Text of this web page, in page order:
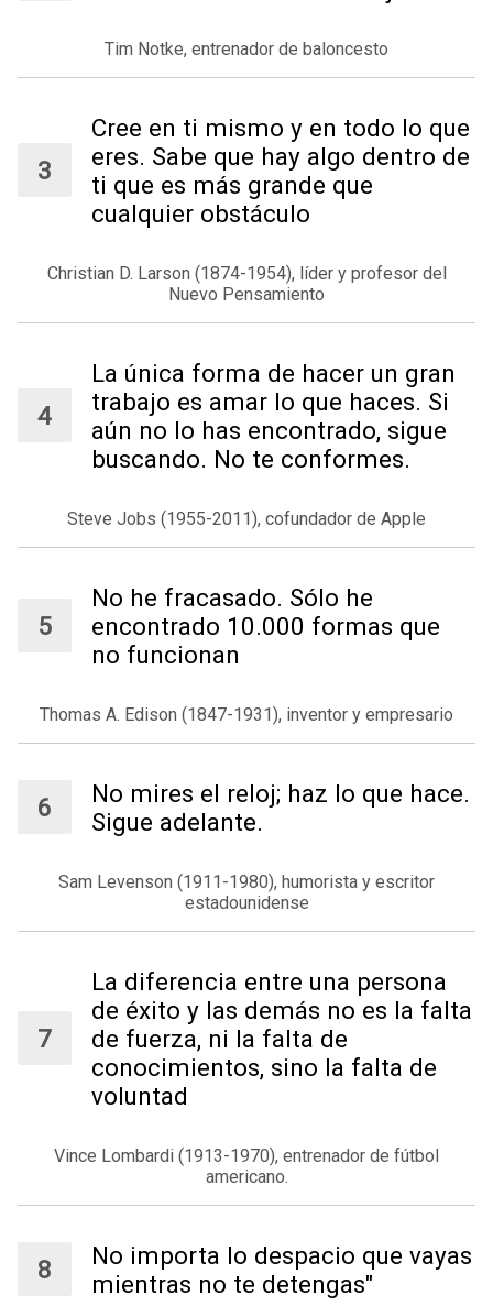
Tim Notke, entrenador de baloncesto
Cree en ti mismo y en todo lo que
eres. Sabe que hay algo dentro de
ti que es más grande que
cualquier obstáculo
Christian D. Larson (1874-1954), líder y profesor del
Nuevo Pensamiento
La única forma de hacer un gran
trabajo es amar lo que haces. Si
aún no lo has encontrado, sigue
buscando. No te conformes.
Steve Jobs (1955-2011), cofundador de Apple
No he fracasado. Sólo he
encontrado 10.000 formas que
no funcionan
Thomas A. Edison (1847-1931), inventor y empresario
No mires el reloj; haz lo que hace.
Sigue adelante.
Sam Levenson (1911-1980), humorista y escritor
estadounidense
La diferencia entre una persona
de éxito y las demás no es la falta
de fuerza, ni la falta de
conocimientos, sino la falta de
voluntad
Vince Lombardi (1913-1970), entrenador de fútbol
americano.
No importa lo despacio que vayas
mientras no te detengas"